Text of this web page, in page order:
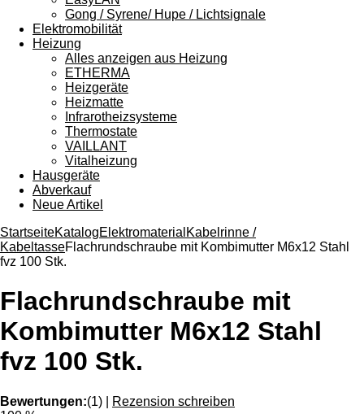
Gong / Syrene/ Hupe / Lichtsignale
Elektromobilität
Heizung
Alles anzeigen aus Heizung
ETHERMA
Heizgeräte
Heizmatte
Infrarotheizsysteme
Thermostate
VAILLANT
Vitalheizung
Hausgeräte
Abverkauf
Neue Artikel
StartseiteKatalogElektromaterial Kabelrinne /
KabeltasseFlachrundschraube mit Kombimutter M6x12 Stahl
fvz 100 Stk.
Flachrundschraube mit
Kombimutter M6x12 Stahl
fvz 100 Stk.
Bewertungen:(1)
Rezension schreiben